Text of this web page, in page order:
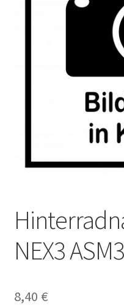
Zahlungsarten
NEX3
8,40 €